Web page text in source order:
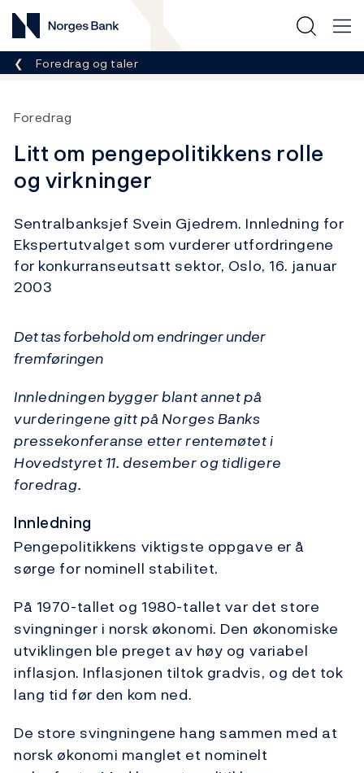
Norges Bank
Her er du nå:
Foredrag og taler
Foredrag
Litt om pengepolitikkens rolle
og virkninger
Sentralbanksjef Svein Gjedrem. Innledning for
Ekspertutvalget som vurderer utfordringene
for konkurranseutsatt sektor, Oslo, 16. januar
2003
Det tas forbehold om endringer under
fremføringen
Innledningen bygger blant annet på
vurderingene gitt på Norges Banks
pressekonferanse etter rentemøtet i
Hovedstyret 11. desember og tidligere
foredrag.
Innledning
Pengepolitikkens viktigste oppgave er å
sørge for nominell stabilitet.
På 1970-tallet og 1980-tallet var det store
svingninger i norsk økonomi. Den økonomiske
utviklingen ble preget av høy og variabel
inflasjon. Inflasjonen tiltok gradvis, og det tok
lang tid før den kom ned.
De store svingningene hang sammen med at
norsk økonomi manglet et nominelt